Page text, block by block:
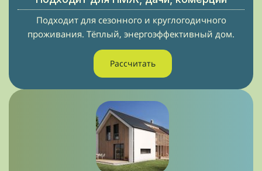
Подходит для сезонного и круглогодичного
проживания. Тёплый, энергоэффективный дом.
Рассчитать